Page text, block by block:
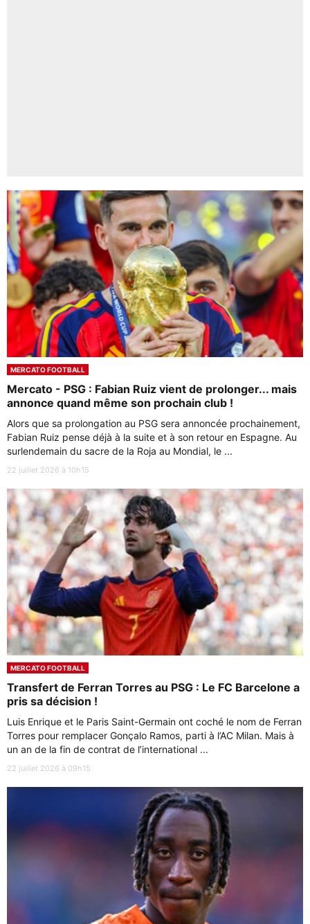
MERCATO FOOTBALL
Mercato - PSG : Fabian Ruiz vient de prolonger... mais
annonce quand même son prochain club !
Alors que sa prolongation au PSG sera annoncée prochainement,
Fabian Ruiz pense déjà à la suite et à son retour en Espagne. Au
surlendemain du sacre de la Roja au Mondial, le ...
22 juillet 2026 à 10h15
MERCATO FOOTBALL
Transfert de Ferran Torres au PSG : Le FC Barcelone a
pris sa décision !
Luis Enrique et le Paris Saint-Germain ont coché le nom de Ferran
Torres pour remplacer Gonçalo Ramos, parti à l’AC Milan. Mais à
un an de la fin de contrat de l’international ...
22 juillet 2026 à 09h15